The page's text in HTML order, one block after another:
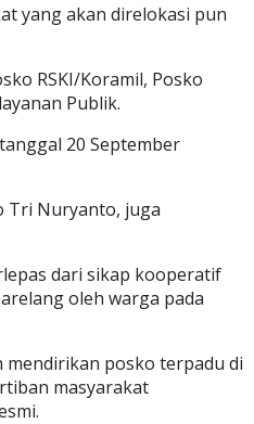
yang akan direlokasi pun
RSKI/Koramil, Posko
Publik.
20 September
Tri Nuryanto, juga
dari sikap kooperatif
oleh warga pada
mendirikan posko terpadu di
masyarakat